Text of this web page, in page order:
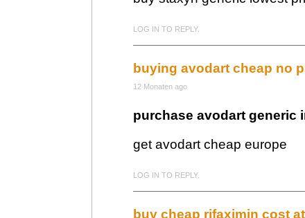
LOG IN TO REPLY.
buying avodart cheap no
12 Monaten ago
purchase avodart generic
get avodart cheap europe
LOG IN TO REPLY.
buy cheap rifaximin cost